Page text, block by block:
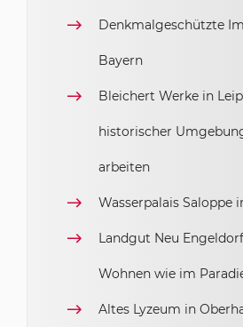
Denkmalgeschützte
Bayern
Bleichert Werke in
historischer
arbeiten
Wasserpalais Saloppe
Landgut Neu
Wohnen wie im
Altes Lyzeum in